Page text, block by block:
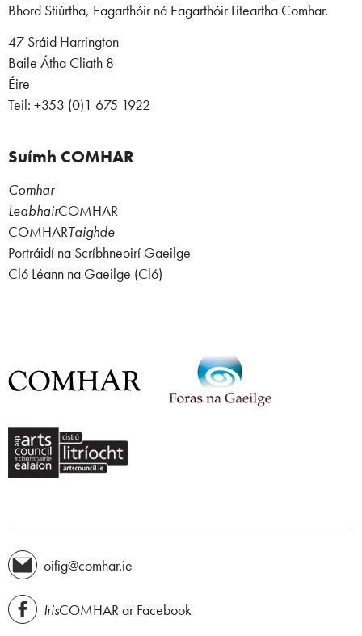
Bhord Stiúrtha, Eagarthóir ná Eagarthóir Liteartha Comhar.
47 Sráid Harrington
Baile Átha Cliath 8
Éire
Teil: +353 (0)1 675 1922
Suímh COMHAR
Comhar
LeabhairCOMHAR
COMHARTaighde
Portráidí na Scríbhneoirí Gaeilge
Cló Léann na Gaeilge (Cló)
oifig@comhar.ie
IrisCOMHAR ar Facebook